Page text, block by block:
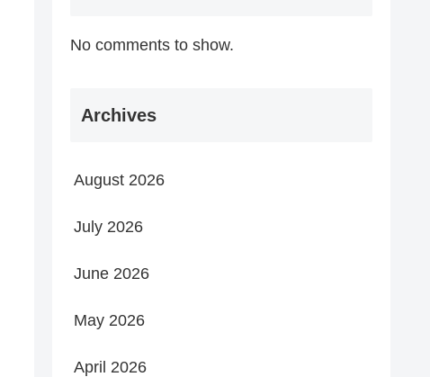
No comments to show.
Archives
August 2026
July 2026
June 2026
May 2026
April 2026